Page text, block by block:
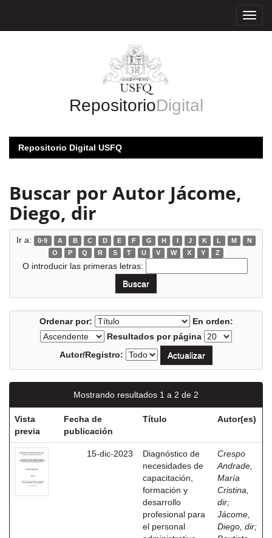
RepositorioDigital
Repositorio Digital USFQ
Buscar por Autor Jácome,
Diego, dir
Ir a: 0-9 A B C D E F G H I J K L M
N
O
P Q R S T U V W X Y Z
O introducir las primeras letras:
Ordenar por:
En orden:
Resultados por página
Autor/Registro:
Mostrando resultados 1 a 2 de 2
Vista
previa
Fecha de
publicación
Título Autor(es)
15-dic-2023
Diagnóstico de
necesidades de
capacitación,
formación y
desarrollo
profesional para
el personal
Crespo
Andrade,
María
Cristina,
dir;
Jácome,
Diego, dir;